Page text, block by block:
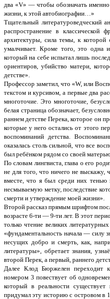
два «V» — чтобы обозначать
жизни, к этой автобиографии…»
Тщательный литературоведческий
распространение в классической
архитектуры, сила темы, к которой
умалчивает. Кроме того, это одна
который на себе испытал лишь
ориентиров, убийство матери,
детстве».
Профессор заметил, что «W, или
текстом и курсивом, а первые два
многоточие. Это многоточие,
белая страница обозначает,
раннем детстве Перека, которое он
которые у него остались от этого
воспоминаний детства.
оказалась столь сильной, что все
был ребёнком рядом со своей
По словам лингвиста, глава о его
не для того, что ничего не выскажу,
вместе, что я был среди них
несмываемую метку, последствие
смерти и утверждение моей жизни».
Второй рассказ прямым шрифтом
возрасте 6-ти — 9-ти лет. В этот
только чтение великих
«фундаментальность начала — силу
несущих добро и смерть, как,
литературы», обретает знания,
второй Перек, а первый, раннего
Далее Клод Бюржелен переходит
номером 3 повествует об
который в реальности
придумал эту историю с островом в